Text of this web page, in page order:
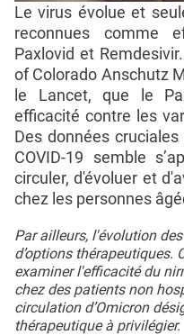
Le virus évolue et
reconnues comme
Paxlovid et
of Colorado Anschutz
le Lancet, que le
efficacité contre les
Des données
COVID-19 semble
circuler, d'évoluer et
chez les personnes
Par ailleurs, l'évolution
d’options thérapeutiques.
examiner l'efficacité du
chez des patients non
circulation d’Omicron
thérapeutique à privilégier.